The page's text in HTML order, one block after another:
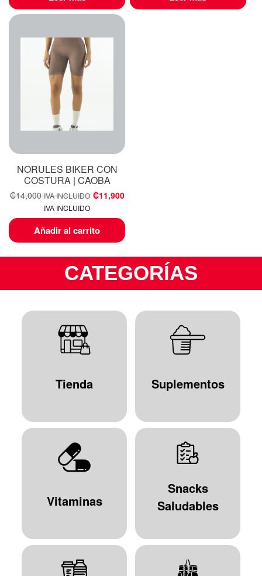
NORULES BIKER CON
COSTURA | CAOBA
₡14,000 IVA INCLUIDO ₡11,900
IVA INCLUIDO
Añadir al carrito
CATEGORÍAS
Tienda Suplementos
Vitaminas
Snacks
Saludables